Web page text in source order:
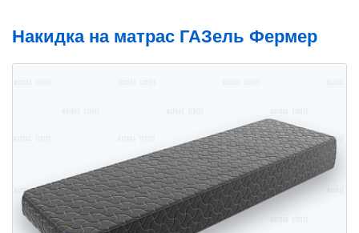
Накидка на матрас ГАЗель Фермер